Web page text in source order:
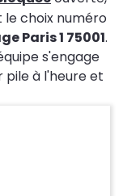
le choix numéro
Paris 1 75001.
s'engage
à l'heure et